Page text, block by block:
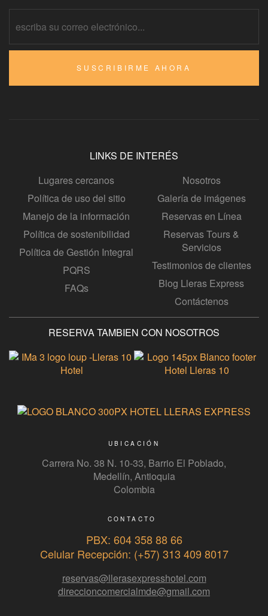
SUSCRIBIRME AHORA
LINKS DE INTERÉS
Lugares cercanos
Política de uso del sitio
Manejo de la información
Política de sostenibilidad
Política de Gestión Integral
PQRS
FAQs
Nosotros
Galería de imágenes
Reservas en Línea
Reservas Tours &
Servicios
Testimonios de clientes
Blog Lleras Express
Contáctenos
RESERVA TAMBIEN CON NOSOTROS
UBICACIÓN
Carrera No. 38 N. 10-33, Barrio El Poblado,
Medellín, Antioquia
Colombia
CONTACTO
PBX: 604 358 88 66
Celular Recepción: (+57) 313 409 8017
reservas@llerasexpresshotel.com
direccioncomercialmde@gmail.com